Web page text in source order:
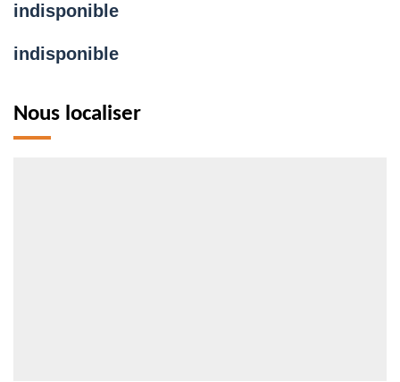
indisponible
indisponible
Nous localiser